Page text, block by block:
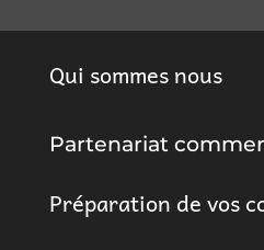
Qui sommes nous
Partenariat
Préparation de vos